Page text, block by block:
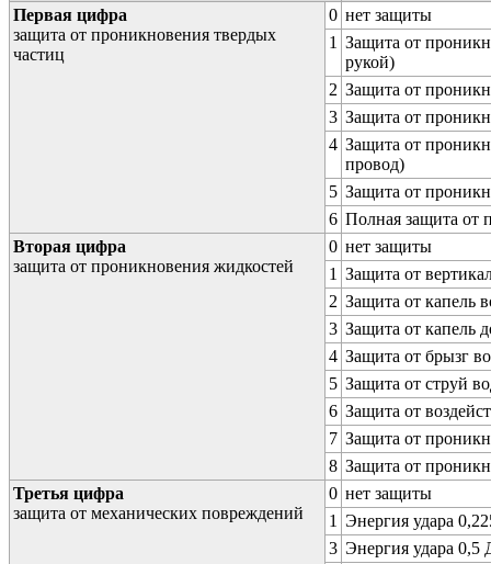
Первая цифра
защита от проникновения твердых
частиц
0 нет защиты
1 Защита от
рукой)
2 Защита от
3 Защита от
4 Защита от
провод)
5 Защита от
6 Полная защита от
Вторая цифра
защита от проникновения жидкостей
0 нет защиты
1 Защита от
2 Защита от капель
3 Защита от капель
4 Защита от брызг
5 Защита от струй
6 Защита от
7 Защита от
8 Защита от
Третья цифра
защита от механических повреждений
0 нет защиты
1 Энергия удара
3 Энергия удара 0,5